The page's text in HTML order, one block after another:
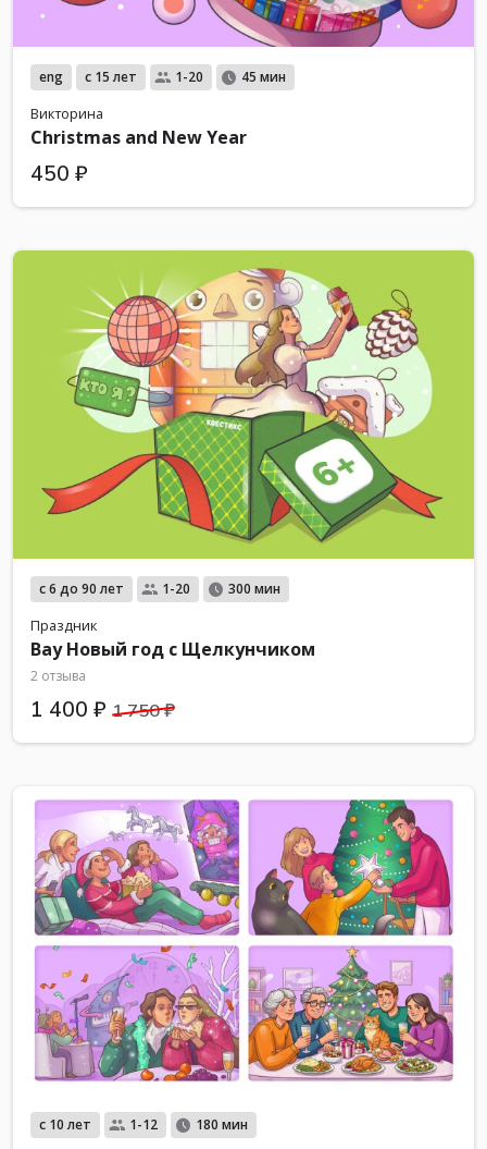
eng с 15 лет 1-20 45 мин
Викторина
Christmas and New Year
450 ₽
с 6 до 90 лет 1-20 300 мин
Праздник
Вау Новый год с Щелкунчиком
2 отзыва
1 400 ₽ 1 750 ₽
с 10 лет 1-12 180 мин